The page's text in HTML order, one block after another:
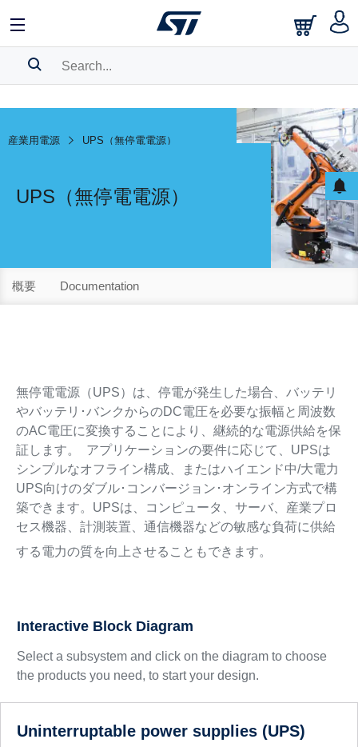
BOOKMARK
産業用電源 UPS（無停電電源）
UPS（無停電電源）
概要 Documentation
無停電電源（UPS）は、停電が発生した場合、バッテリ
やバッテリ･バンクからのDC電圧を必要な振幅と周波数
のAC電圧に変換することにより、継続的な電源供給を保
証します。 アプリケーションの要件に応じて、UPSは
シンプルなオフライン構成、またはハイエンド中/大電力
UPS向けのダブル･コンバージョン･オンライン方式で構
築できます。UPSは、コンピュータ、サーバ、産業プロ
セス機器、計測装置、通信機器などの敏感な負荷に供給
する電力の質を向上させることもできます。
Interactive Block Diagram
Select a subsystem and click on the diagram to choose
the products you need, to start your design.
Uninterruptable power supplies (UPS)